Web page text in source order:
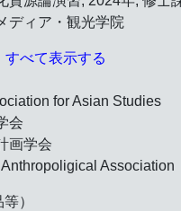
ディア・観光学院
すべて表示する
for Asian Studies
会
画学会
Association
）